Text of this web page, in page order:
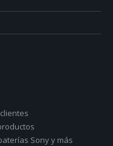
Sony y más